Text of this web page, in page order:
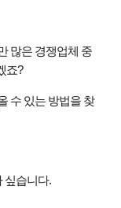
많은 경쟁업체 중
죠?
수 있는 방법을 찾
싶습니다.